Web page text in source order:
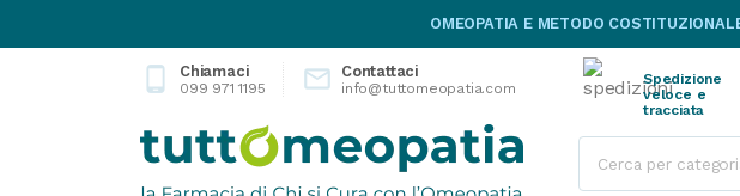
OMEOPATIA E METODO
phone_android Chiamaci
099 971 1195  Contattaci
info@tuttomeopatia.com
Spedizione
veloce e
tracciata